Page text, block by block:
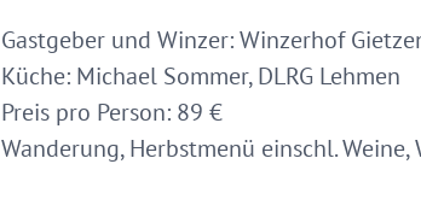
Gastgeber und Winzer: Winzerhof
Küche: Michael Sommer, DLRG Lehmen
Preis pro Person: 89 €
Wanderung, Herbstmenü einschl.